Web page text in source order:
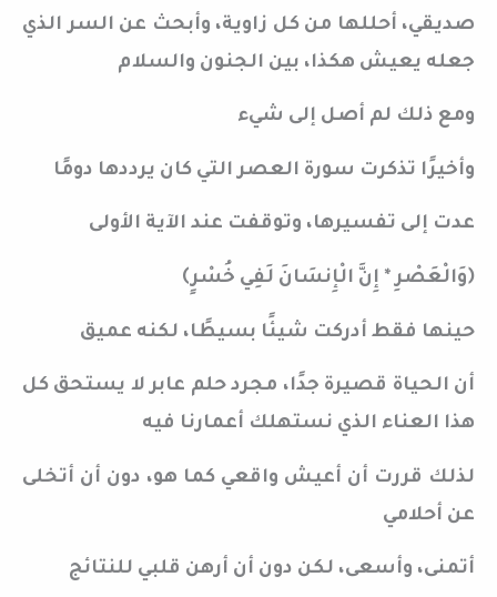
صديقي، أحللها من كل زاوية، وأبحث عن السر الذي
جعله يعيش هكذا، بين الجنون والسلام
ومع ذلك لم أصل إلى شيء
وأخيرًا تذكرت سورة العصر التي كان يرددها دومًا
عدت إلى تفسيرها، وتوقفت عند الآية الأولى
﴿وَالْعَصْرِ * إِنَّ الْإِنسَانَ لَفِي خُسْرٍ﴾
حينها فقط أدركت شيئًا بسيطًا، لكنه عميق
أن الحياة قصيرة جدًا، مجرد حلم عابر لا يستحق كل
هذا العناء الذي نستهلك أعمارنا فيه
لذلك قررت أن أعيش واقعي كما هو، دون أن أتخلى
عن أحلامي
أتمنى، وأسعى، لكن دون أن أرهن قلبي للنتائج